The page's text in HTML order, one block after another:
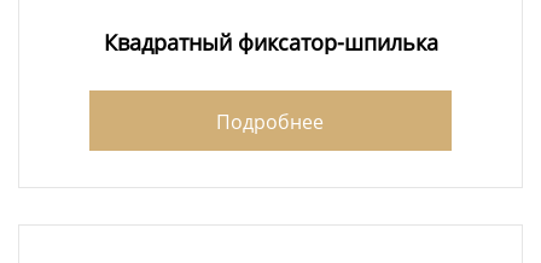
Квадратный фиксатор-шпилька
Подробнее